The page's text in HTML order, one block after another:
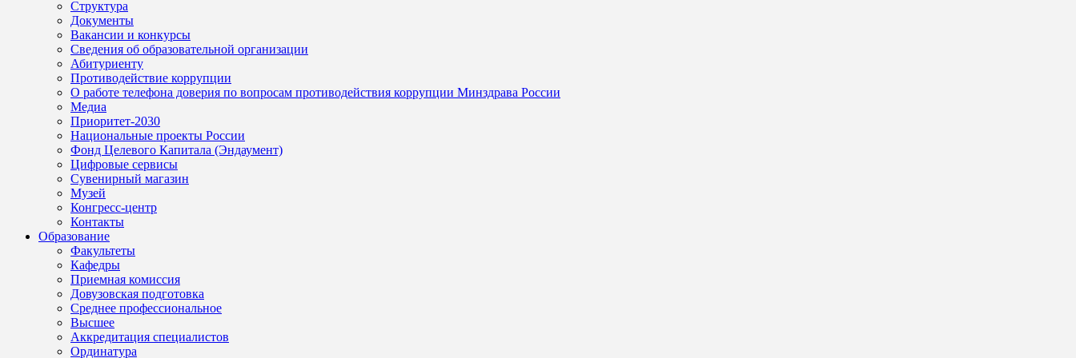
Структура
Документы
Вакансии и конкурсы
Сведения об образовательной организации
Абитуриенту
Противодействие коррупции
О работе телефона доверия по вопросам противодействия коррупции Минздрава России
Медиа
Приоритет-2030
Национальные проекты России
Фонд Целевого Капитала (Эндаумент)
Цифровые сервисы
Сувенирный магазин
Музей
Конгресс-центр
Контакты
Образование
Факультеты
Кафедры
Приемная комиссия
Довузовская подготовка
Среднее профессиональное
Высшее
Аккредитация специалистов
Ординатура